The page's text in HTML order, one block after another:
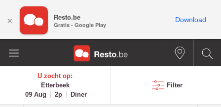
U zocht op:
Etterbeek
09 Aug
2p Diner
Filter
× Resto.be
Gratis - Google Play
Download